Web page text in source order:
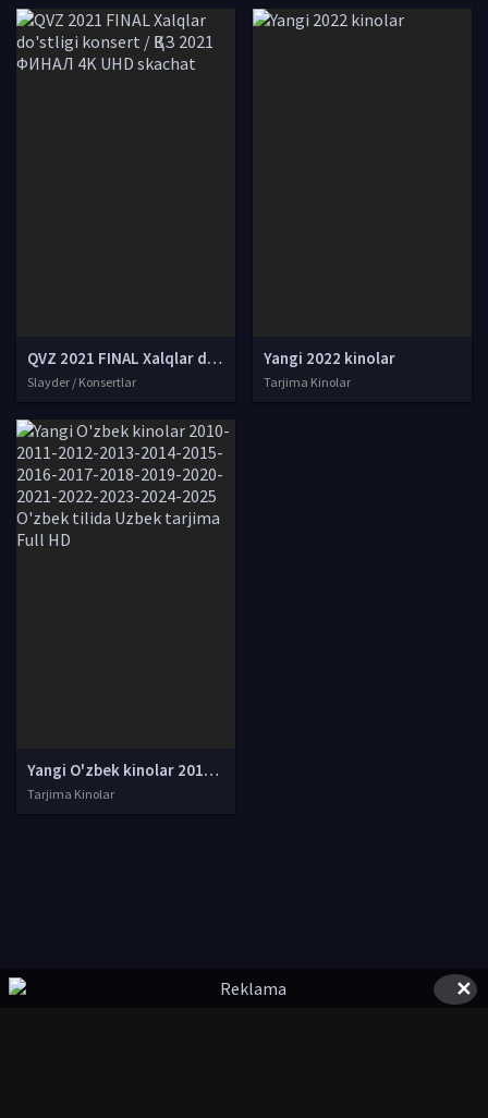
QVZ 2021 FINAL Xalqlar do'stligi konsert / ҚВЗ 2021 ФИНАЛ 4K UHD skachat
Slayder / Konsertlar
Yangi 2022 kinolar
Tarjima Kinolar
Yangi O'zbek kinolar 2010-2011-2012-2013-2014-2015-2016-2017-2018-2019-2020-2021-2022-2023-2024-2025 O'zbek tilida Uzbek tarjima Full HD
Tarjima Kinolar
✕